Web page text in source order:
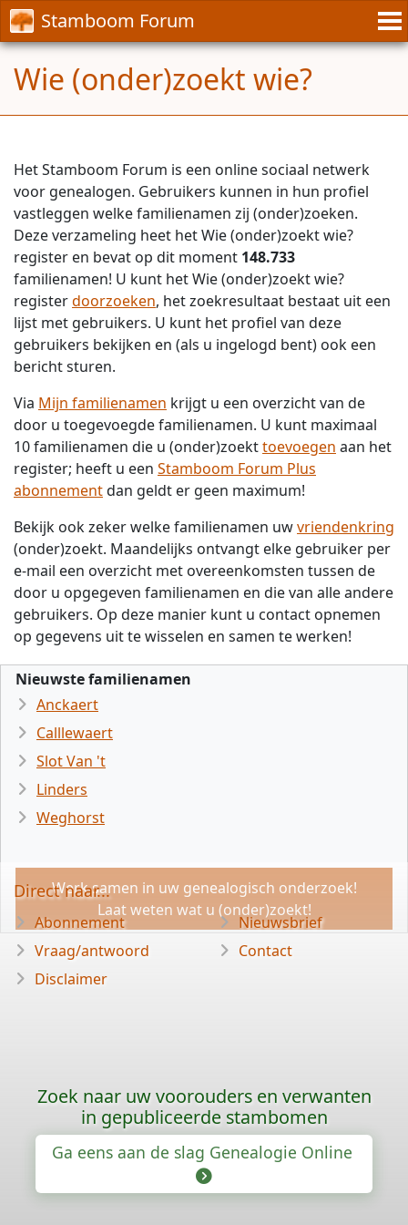
Stamboom Forum
Wie (onder)zoekt wie?
Het Stamboom Forum is een online sociaal netwerk
voor genealogen. Gebruikers kunnen in hun profiel
vastleggen welke familienamen zij (onder)zoeken.
Deze verzameling heet het Wie (onder)zoekt wie?
register en bevat op dit moment 148.733
familienamen! U kunt het Wie (onder)zoekt wie?
registerdoorzoeken, het zoekresultaat bestaat uit een
lijst met gebruikers. U kunt het profiel van deze
gebruikers bekijken en (als u ingelogd bent) ook een
bericht sturen.
Via Mijn familienamen krijgt u een overzicht van de
door u toegevoegde familienamen. U kunt maximaal
10 familienamen die u (onder)zoekttoevoegen aan het
register; heeft u een Stamboom Forum Plus
abonnementdan geldt er geen maximum!
Bekijk ook zeker welke familienamen uwvriendenkring
(onder)zoekt. Maandelijks ontvangt elke gebruiker per
e-mail een overzicht met overeenkomsten tussen de
door u opgegeven familienamen en die van alle andere
gebruikers. Op deze manier kunt u contact opnemen
op gegevens uit te wisselen en samen te werken!
Nieuwste familienamen
Anckaert
Calllewaert
Slot Van 't
Linders
Weghorst
Werk samen in uw genealogisch onderzoek!
Laat weten wat u (onder)zoekt!
Direct naar...
Abonnement
Vraag/antwoord
Disclaimer
Nieuwsbrief
Contact
Zoek naar uw voorouders en verwanten
in gepubliceerde stambomen
Ga eens aan de slag Genealogie Online